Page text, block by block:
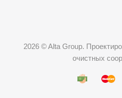
2026 © Alta Group.
очистных